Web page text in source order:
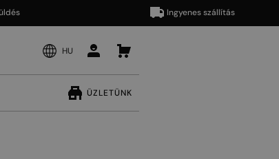
Ingyenes szállítás
HU
ÜZLETÜNK